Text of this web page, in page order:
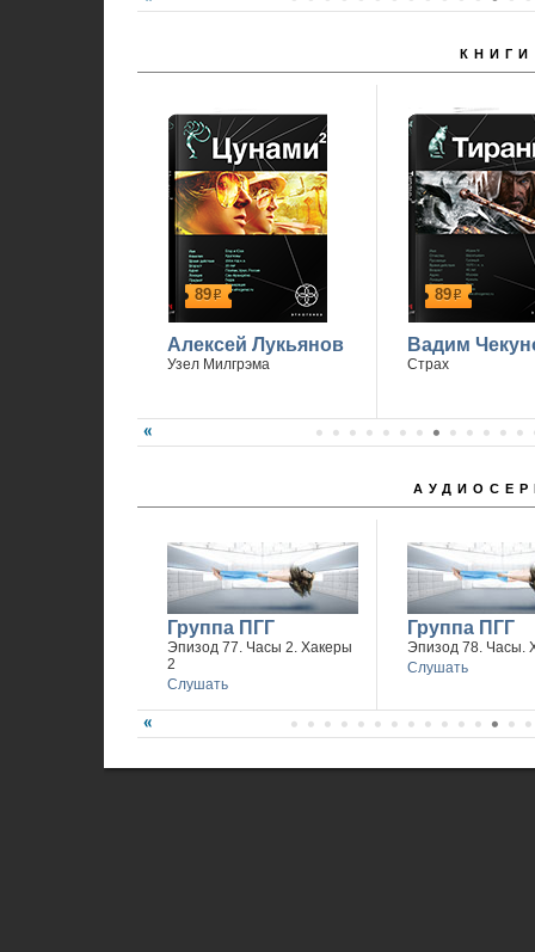
КНИГИ
89р
Алексей Лукьянов
Узел Милгрэма
89р
Вадим
Страх
Группа ПГГ
Эпизод 77. Часы 2. Хакеры
2
Слушать
Группа ПГГ
Эпизод 78. Часы.
Слушать